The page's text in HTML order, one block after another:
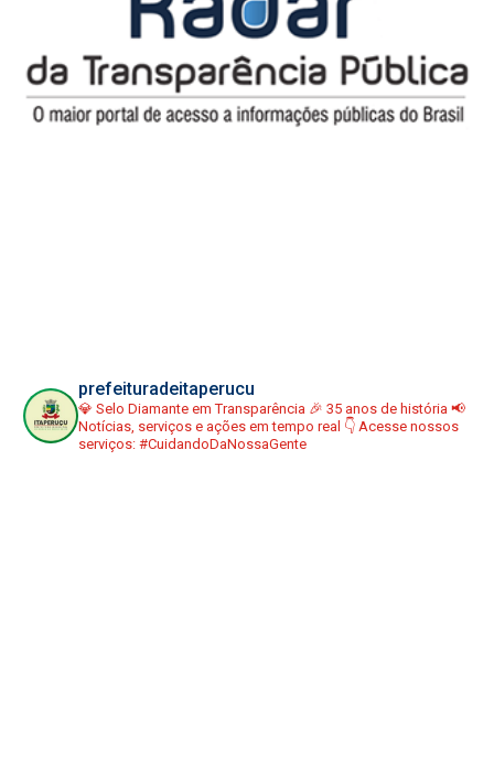
prefeituradeitaperucu
💎 Selo Diamante em Transparência 🎉 35 anos de história 📢
Notícias, serviços e ações em tempo real 👇 Acesse nossos
serviços: #CuidandoDaNossaGente